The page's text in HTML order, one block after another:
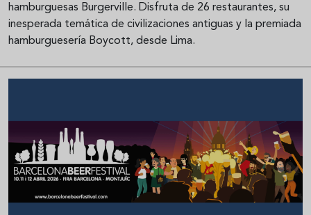
hamburguesas Burgerville. Disfruta de 26 restaurantes, su
inesperada temática de civilizaciones antiguas y la premiada
hamburguesería Boycott, desde Lima.